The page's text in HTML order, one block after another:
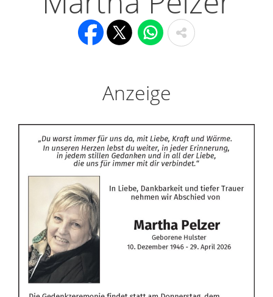
Anzeige